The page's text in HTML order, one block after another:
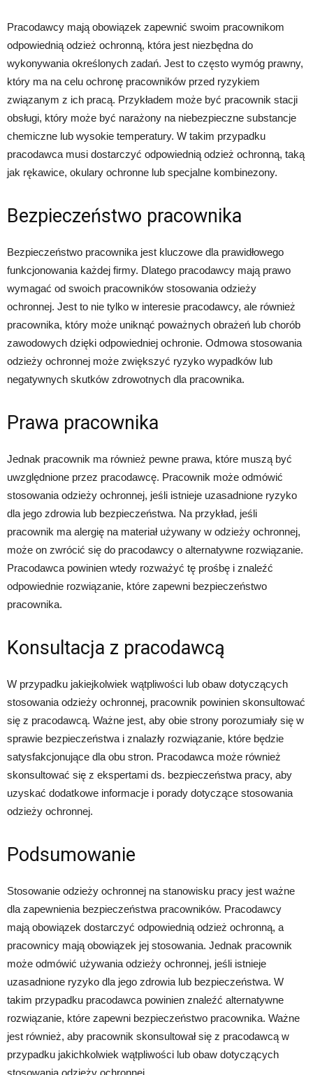
Pracodawcy mają obowiązek zapewnić swoim pracownikom
odpowiednią odzież ochronną, która jest niezbędna do
wykonywania określonych zadań. Jest to często wymóg prawny,
który ma na celu ochronę pracowników przed ryzykiem
związanym z ich pracą. Przykładem może być pracownik stacji
obsługi, który może być narażony na niebezpieczne substancje
chemiczne lub wysokie temperatury. W takim przypadku
pracodawca musi dostarczyć odpowiednią odzież ochronną, taką
jak rękawice, okulary ochronne lub specjalne kombinezony.
Bezpieczeństwo pracownika
Bezpieczeństwo pracownika jest kluczowe dla prawidłowego
funkcjonowania każdej firmy. Dlatego pracodawcy mają prawo
wymagać od swoich pracowników stosowania odzieży
ochronnej. Jest to nie tylko w interesie pracodawcy, ale również
pracownika, który może uniknąć poważnych obrażeń lub chorób
zawodowych dzięki odpowiedniej ochronie. Odmowa stosowania
odzieży ochronnej może zwiększyć ryzyko wypadków lub
negatywnych skutków zdrowotnych dla pracownika.
Prawa pracownika
Jednak pracownik ma również pewne prawa, które muszą być
uwzględnione przez pracodawcę. Pracownik może odmówić
stosowania odzieży ochronnej, jeśli istnieje uzasadnione ryzyko
dla jego zdrowia lub bezpieczeństwa. Na przykład, jeśli
pracownik ma alergię na materiał używany w odzieży ochronnej,
może on zwrócić się do pracodawcy o alternatywne rozwiązanie.
Pracodawca powinien wtedy rozważyć tę prośbę i znaleźć
odpowiednie rozwiązanie, które zapewni bezpieczeństwo
pracownika.
Konsultacja z pracodawcą
W przypadku jakiejkolwiek wątpliwości lub obaw dotyczących
stosowania odzieży ochronnej, pracownik powinien skonsultować
się z pracodawcą. Ważne jest, aby obie strony porozumiały się w
sprawie bezpieczeństwa i znalazły rozwiązanie, które będzie
satysfakcjonujące dla obu stron. Pracodawca może również
skonsultować się z ekspertami ds. bezpieczeństwa pracy, aby
uzyskać dodatkowe informacje i porady dotyczące stosowania
odzieży ochronnej.
Podsumowanie
Stosowanie odzieży ochronnej na stanowisku pracy jest ważne
dla zapewnienia bezpieczeństwa pracowników. Pracodawcy
mają obowiązek dostarczyć odpowiednią odzież ochronną, a
pracownicy mają obowiązek jej stosowania. Jednak pracownik
może odmówić używania odzieży ochronnej, jeśli istnieje
uzasadnione ryzyko dla jego zdrowia lub bezpieczeństwa. W
takim przypadku pracodawca powinien znaleźć alternatywne
rozwiązanie, które zapewni bezpieczeństwo pracownika. Ważne
jest również, aby pracownik skonsultował się z pracodawcą w
przypadku jakichkolwiek wątpliwości lub obaw dotyczących